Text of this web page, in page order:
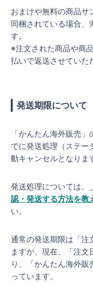
おまけや無料の商品サ
同梱されている場合、
す。
※注文された商品や商
払いで返送させていた
発送期限について
「かんたん海外販売
でに発送処理（ステー
動キャンセルとなりま
発送処理については、
認・発送する方法を教
い。
通常の発送期限は「注
ますが、現在、「注
り、「かんたん海外
っています。